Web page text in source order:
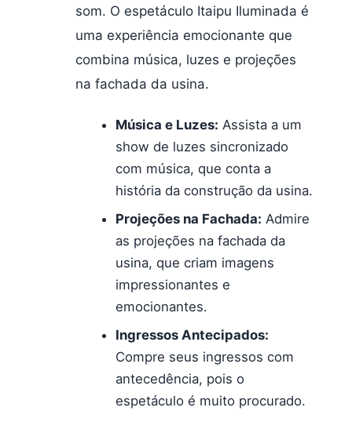
som. O espetáculo Itaipu Iluminada é
uma experiência emocionante que
combina música, luzes e projeções
na fachada da usina.
Música e Luzes: Assista a um
show de luzes sincronizado
com música, que conta a
história da construção da usina.
Projeções na Fachada: Admire
as projeções na fachada da
usina, que criam imagens
impressionantes e
emocionantes.
Ingressos Antecipados:
Compre seus ingressos com
antecedência, pois o
espetáculo é muito procurado.